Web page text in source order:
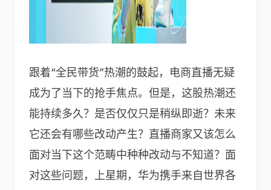
跟着“全民带货”热潮的鼓起，电商直播无疑
成为了当下的抢手焦点。但是，这股热潮还
能持续多久？是否仅仅只是稍纵即逝？未来
它还会有哪些改动产生？直播商家又该怎么
面对当下这个范畴中种种改动与不知道？面
对这些问题，上星期，华为携手来自世界各